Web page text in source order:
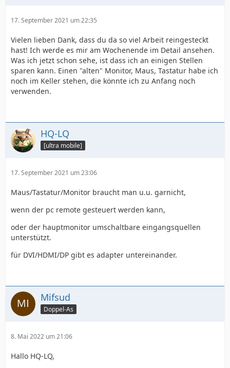
17. September 2021 um 22:35
Vielen lieben Dank, dass du da so viel Arbeit reingesteckt
hast! Ich werde es mir am Wochenende im Detail ansehen.
Was ich jetzt schon sehe, ist dass ich an einigen Stellen
sparen kann. Einen "alten" Monitor, Maus, Tastatur habe ich
noch im Keller stehen, die könnte ich zu Anfang noch
verwenden.
HQ-LQ
[ultra mobile]
17. September 2021 um 23:06
Maus/Tastatur/Monitor braucht man u.u. garnicht,
wenn der pc remote gesteuert werden kann,
oder der hauptmonitor umschaltbare eingangsquellen
unterstützt.
für DVI/HDMI/DP gibt es adapter untereinander.
Mifsud
Doppel-As
8. Mai 2022 um 21:06
Hallo HQ-LQ,